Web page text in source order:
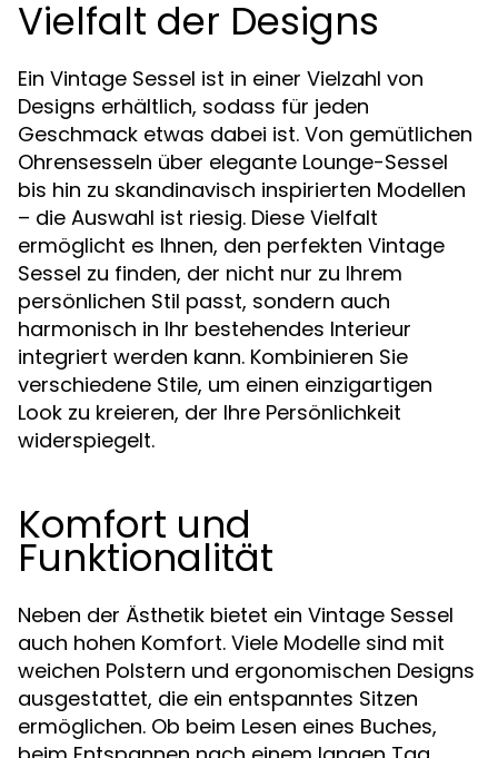
Vielfalt der Designs
Ein Vintage Sessel ist in einer Vielzahl von
Designs erhältlich, sodass für jeden
Geschmack etwas dabei ist. Von gemütlichen
Ohrensesseln über elegante Lounge-Sessel
bis hin zu skandinavisch inspirierten Modellen
– die Auswahl ist riesig. Diese Vielfalt
ermöglicht es Ihnen, den perfekten Vintage
Sessel zu finden, der nicht nur zu Ihrem
persönlichen Stil passt, sondern auch
harmonisch in Ihr bestehendes Interieur
integriert werden kann. Kombinieren Sie
verschiedene Stile, um einen einzigartigen
Look zu kreieren, der Ihre Persönlichkeit
widerspiegelt.
Komfort und
Funktionalität
Neben der Ästhetik bietet ein Vintage Sessel
auch hohen Komfort. Viele Modelle sind mit
weichen Polstern und ergonomischen Designs
ausgestattet, die ein entspanntes Sitzen
ermöglichen. Ob beim Lesen eines Buches,